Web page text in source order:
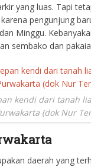
yang luas. Tapi
pengunjung
Minggu.
sembako dan
kendi dari tanah
(dok Nur
daerah yang